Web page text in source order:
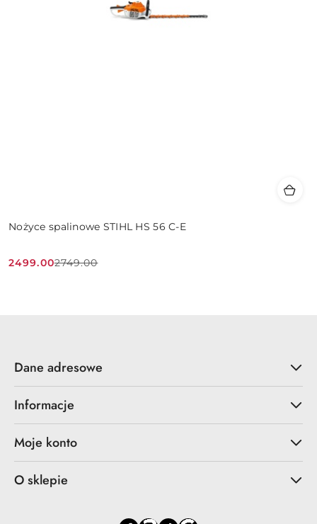
Nożyce spalinowe STIHL HS 56 C-E
Cena
2499.00
Cena
2749.00
Dane adresowe
Informacje
Moje konto
O sklepie